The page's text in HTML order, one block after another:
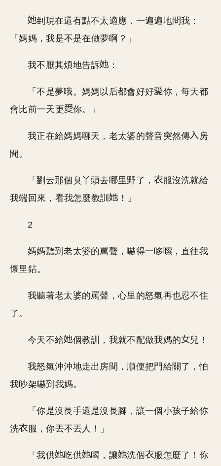
到現在還有點不太適應，一遍遍地問我：
「媽媽，我是不是在做夢啊？」
我不厭其煩地告訴 ：
「不是夢哦。媽媽以后都會好好
你，每天都
會比前一天更
你。」
我正在給媽媽聊天，老太婆的聲音突然傳
房
間。
「劉云那個臭丫頭去哪里野了，
服沒洗就給
我端回來，看我怎麼教訓
！」
2
媽媽聽到老太婆的罵聲，嚇得一哆嗦，直往我
懷里鉆。
我聽著老太婆的罵聲，心里的怒氣再也忍不住
了。
今天不給 個教訓，我就不配做我媽的 兒！
我怒氣沖沖地走出房間，順便把門給關了，怕
我吵架嚇到我媽。
「你是沒長手還是沒長腳，讓一個小孩子給你
洗
服，你丟不丟人！」
「我供 吃供 喝，讓 洗個
服怎麼了！你